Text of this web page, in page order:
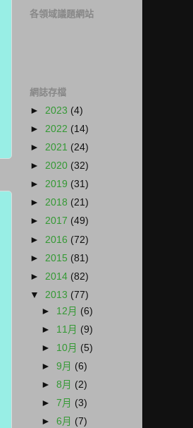
各領域議題網站
網誌存檔
► 2023 (4)
► 2022 (14)
► 2021 (24)
► 2020 (32)
► 2019 (31)
► 2018 (21)
► 2017 (49)
► 2016 (72)
► 2015 (81)
► 2014 (82)
▼ 2013 (77)
► 12月 (6)
► 11月 (9)
► 10月 (5)
►9月 (6)
►8月 (2)
►7月 (3)
►6月 (7)